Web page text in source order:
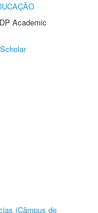
Academic
(Câmpus de